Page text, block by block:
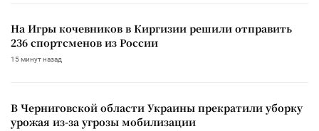
На Игры кочевников в Киргизии решили отправить
236 спортсменов из России
15 минут назад
В Черниговской области Украины прекратили уборку
урожая из-за угрозы мобилизации